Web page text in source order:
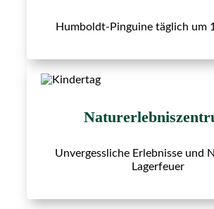
Humboldt-Pinguine täglich um
Unvergessliche Erlebnisse und
Lagerfeuer